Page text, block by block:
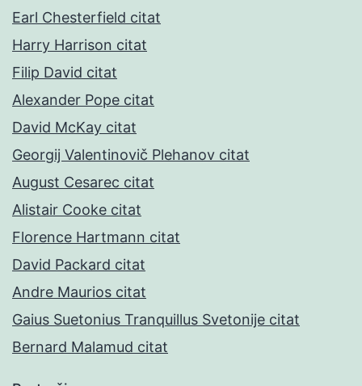
Earl Chesterfield citat
Harry Harrison citat
Filip David citat
Alexander Pope citat
David McKay citat
Georgij Valentinovič Plehanov citat
August Cesarec citat
Alistair Cooke citat
Florence Hartmann citat
David Packard citat
Andre Maurios citat
Gaius Suetonius Tranquillus Svetonije citat
Bernard Malamud citat